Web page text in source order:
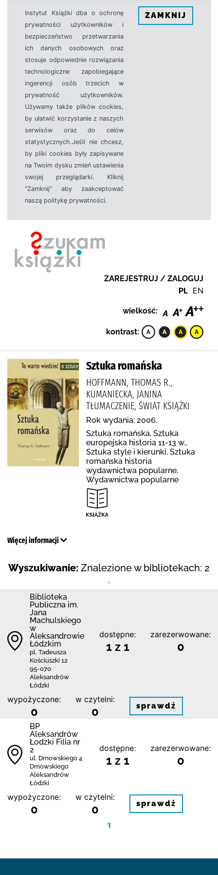
Instytut Książki dba o ochronę
prywatności użytkowników i
bezpieczeństwo przetwarzania
ich danych osobowych oraz
stosuje odpowiednie rozwiązania
technologiczne zapobiegające
ingerencji osób trzecich w
prywatność użytkowników.
Używamy także plików cookies,
by ułatwić korzystanie z naszych
serwisów oraz do celów
statystycznych.Jeśli nie chcesz,
by pliki cookies były zapisywane
na Twoim dysku zmień ustawienia
swojej przeglądarki. Kliknij
"Zamknij" aby zaakceptować
naszą politykę prywatności.
ZAMKNIJ
ZAREJESTRUJ / ZALOGUJ
PL EN
wielkość:
kontrast:
Sztuka romańska
HOFFMANN, THOMAS R.,
KUMANIECKA, JANINA
TŁUMACZENIE, ŚWIAT KSIĄŻKI
Rok wydania: 2006.
Sztuka romańska, Sztuka
europejska historia 11-13 w.,
Sztuka style i kierunki, Sztuka
romańska historia
wydawnictwa popularne,
Wydawnictwa popularne
Więcej informacji
Wyszukiwanie: Znalezione w bibliotekach: 2
.
Biblioteka
Publiczna im.
Jana
Machulskiego
w
Aleksandrowie
Łódzkim
pl. Tadeusza
Kościuszki 12
95-070
Aleksandrów
Łódzki
dostępne:
1 z 1
zarezerwowane:
0
wypożyczone:
0
w czytelni:
0 sprawdź
BP
Aleksandrów
Łodzki Filia nr
2
ul. Dmowskiego 4
Dmowskiego
Aleksandrów
Łódzki
dostępne:
1 z 1
zarezerwowane:
0
wypożyczone:
0
w czytelni:
0 sprawdź
1